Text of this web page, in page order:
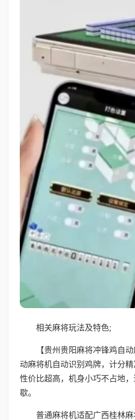
相关麻将玩法及特色;
【贵州贵阳麻将冲锋鸡自
动麻将机自动识别鸡牌，计分
性价比超高，机身小巧不占地
歇。
普通麻将机适配广西桂林